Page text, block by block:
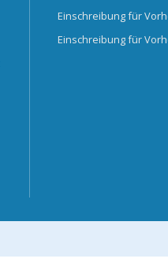
Einschreibung für
Einschreibung für